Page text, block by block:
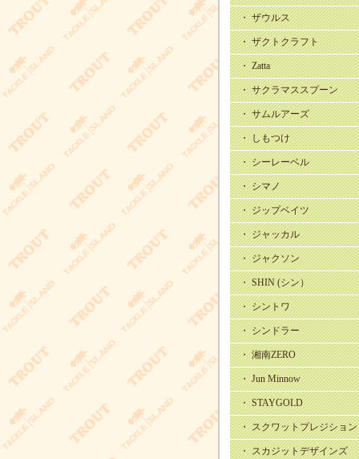
・ ザウルス
・ ザクトクラフト
・ Zatta
・ サクラマススプーン
・ サムルアーズ
・ しもつけ
・ シーレーベル
・ シマノ
・ ジップベイツ
・ ジャッカル
・ ジャクソン
・ SHIN (シン）
・ シントワ
・ シンドラー
・ 湘南ZERO
・ Jun Minnow
・ STAYGOLD
・ スクワットプレジション
・ スカジットデザインズ